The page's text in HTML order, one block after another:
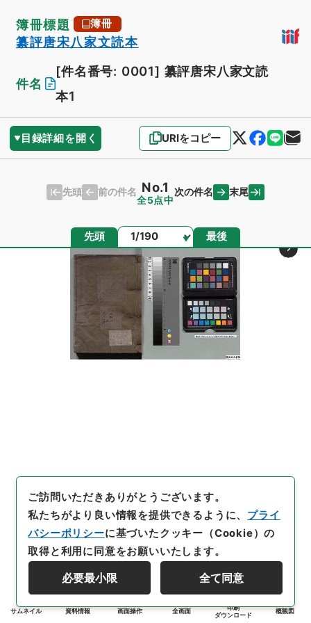
簿冊標題 簿冊
纂評唐宋八家文読本
件名
[件名番号: 0001] 纂評唐宋八家文読
本1
目録詳細を開く URIをコピー
先頭 前の件名 No.1
全5点中
次の件名 末尾
先頭 ページ 最後
サムネイル 資料情報 画面操作 全画面
印刷
ダウンロード
概観図
ご訪問いただきありがとうございます。
私たちがより良い情報を提供できるように、 プライ
バシーポリシーに基づいたクッキー（Cookie）の
取得と利用に同意をお願いいたします。
必要最小限 全て同意